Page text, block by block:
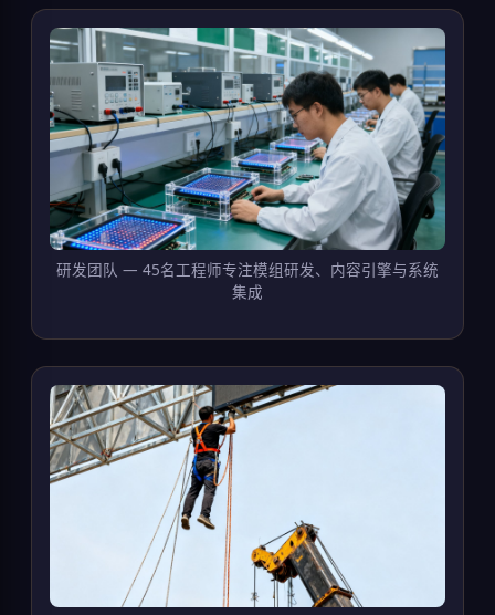
研发团队 — 45名工程师专注模组研发、内容引擎与系统
集成